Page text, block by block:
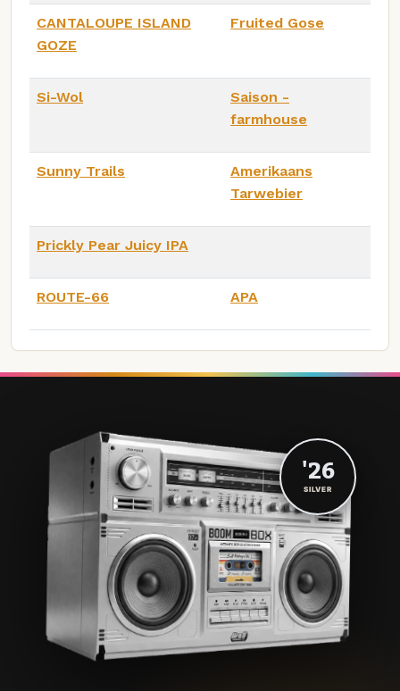
CANTALOUPE ISLAND
GOZE
Fruited Gose
Si-Wol
Saison -
farmhouse
Sunny Trails
Amerikaans
Tarwebier
Prickly Pear Juicy IPA
ROUTE-66 APA
'26
SILVER